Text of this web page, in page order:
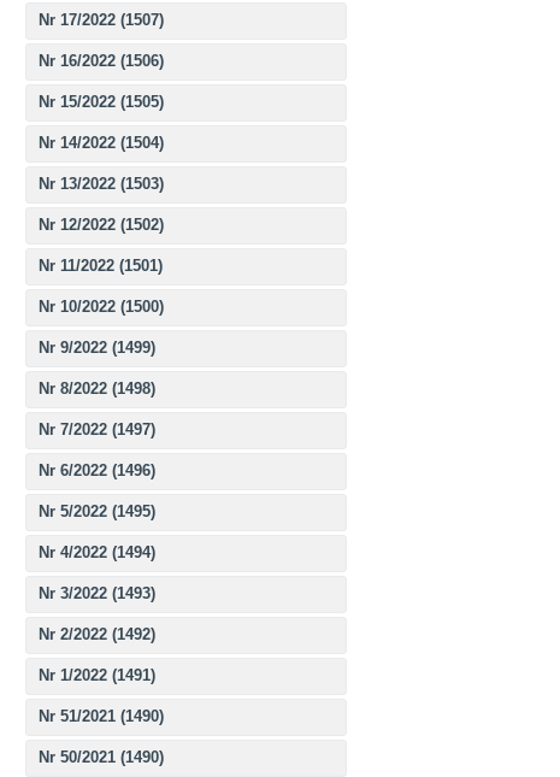
Nr 17/2022 (1507)
Nr 16/2022 (1506)
Nr 15/2022 (1505)
Nr 14/2022 (1504)
Nr 13/2022 (1503)
Nr 12/2022 (1502)
Nr 11/2022 (1501)
Nr 10/2022 (1500)
Nr 9/2022 (1499)
Nr 8/2022 (1498)
Nr 7/2022 (1497)
Nr 6/2022 (1496)
Nr 5/2022 (1495)
Nr 4/2022 (1494)
Nr 3/2022 (1493)
Nr 2/2022 (1492)
Nr 1/2022 (1491)
Nr 51/2021 (1490)
Nr 50/2021 (1490)